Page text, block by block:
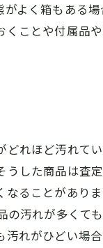
よく箱もある
ことや付属品
れほど汚れて
した商品は査
ることがあり
汚れが多く
れがひどい場